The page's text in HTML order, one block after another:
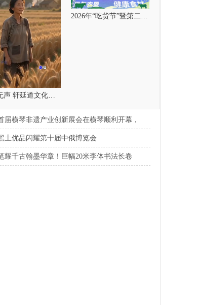
厚土无声 轩延道文化，疗愈自己，温暖他人
2026年“吃货节”暨第二届呼伦贝尔大草
届横琴非遗产业创新展会在横琴顺利开幕，
土优品闪耀第十届中俄博览会
耀千古翰墨华章！巨幅20米李体书法长卷